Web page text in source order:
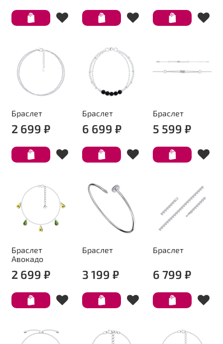
Браслет
2 699 ₽
Браслет
6 699 ₽
Браслет
5 599 ₽
Браслет
Авокадо
2 699 ₽
Браслет
3 199 ₽
Браслет
6 799 ₽